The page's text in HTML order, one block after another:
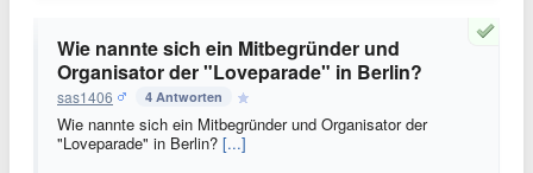
Wie nannte sich ein Mitbegründer und
Organisator der "Loveparade" in Berlin?
sas1406 4 Antworten
Wie nannte sich ein Mitbegründer und Organisator der
"Loveparade" in Berlin? [...]